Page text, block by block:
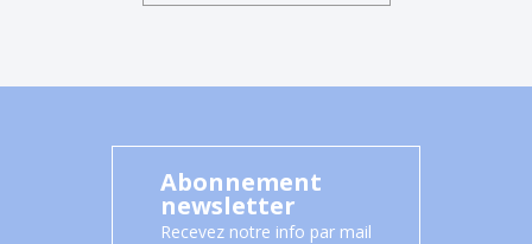
Abonnement
newsletter
Recevez notre info par mail